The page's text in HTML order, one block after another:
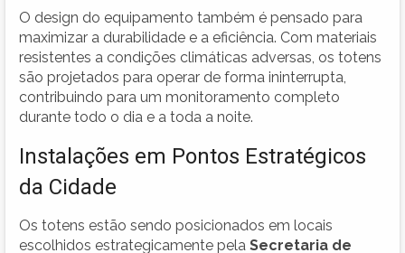
O design do equipamento também é pensado para
maximizar a durabilidade e a eficiência. Com materiais
resistentes a condições climáticas adversas, os totens
são projetados para operar de forma ininterrupta,
contribuindo para um monitoramento completo
durante todo o dia e a toda a noite.
Instalações em Pontos Estratégicos
da Cidade
Os totens estão sendo posicionados em locais
escolhidos estrategicamente pela Secretaria de